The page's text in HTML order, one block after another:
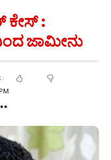
ಕೇಸ್ :
ಜಾಮೀನು